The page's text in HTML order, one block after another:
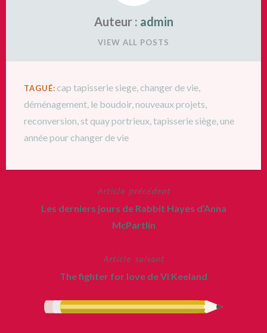
Auteur : admin
VIEW ALL POSTS
TAGUÉ: cap tapisserie siege,changer de vie,
déménagement, le boudoir,nouveaux projets,
reconversion, st quay portrieux,tapisserie siège,une
année pour changer de vie
Article précédent
Les derniers jours de Rabbit Hayes d’Anna
McPartlin
Article suivant
The fighter for love de Vi Keeland